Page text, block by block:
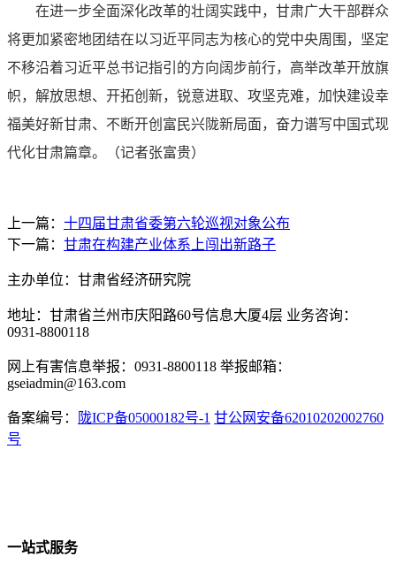
在进一步全面深化改革的壮阔实践中，甘肃广大干部群众
将更加紧密地团结在以习近平同志为核心的党中央周围，坚定
不移沿着习近平总书记指引的方向阔步前行，高举改革开放旗
帜，解放思想、开拓创新，锐意进取、攻坚克难，加快建设幸
福美好新甘肃、不断开创富民兴陇新局面，奋力谱写中国式现
代化甘肃篇章。（记者张富贵）
上一篇： 十四届甘肃省委第六轮巡视对象公布
下一篇： 甘肃在构建产业体系上闯出新路子
主办单位：甘肃省经济研究院
地址：甘肃省兰州市庆阳路60号信息大厦4层 业务咨询：
0931-8800118
网上有害信息举报：0931-8800118 举报邮箱：
gseiadmin@163.com
备案编号： 陇ICP备05000182号-1 甘公网安备62010202002760
号
一站式服务